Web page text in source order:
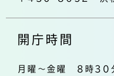
開庁時間
月曜～金曜 8時30